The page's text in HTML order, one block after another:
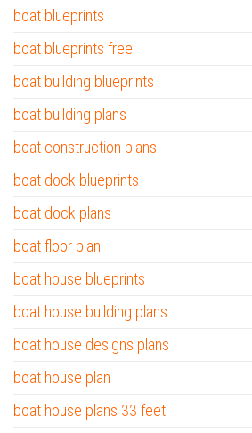
boat blueprints
boat blueprints free
boat building blueprints
boat building plans
boat construction plans
boat dock blueprints
boat dock plans
boat floor plan
boat house blueprints
boat house building plans
boat house designs plans
boat house plan
boat house plans 33 feet